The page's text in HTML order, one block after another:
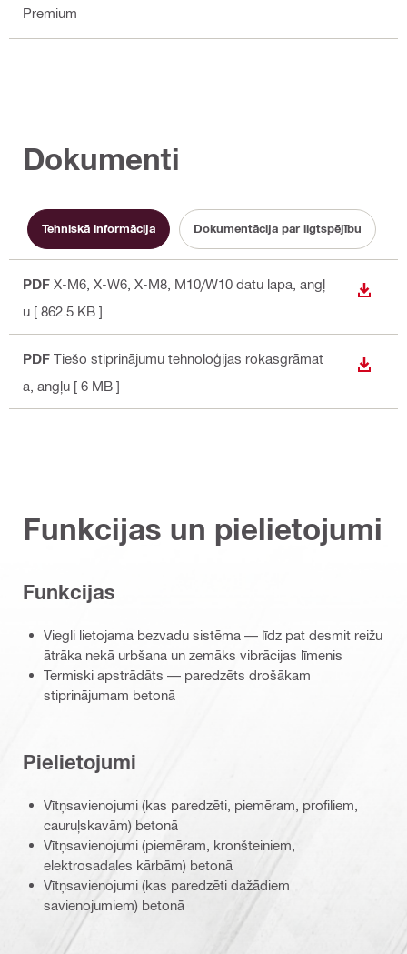
Premium
Dokumenti
Tehniskā informācija Dokumentācija par ilgtspējību
PDF X-M6, X-W6, X-M8, M10/W10 datu lapa , angļ
u [ 862.5 KB ]
PDF Tiešo stiprinājumu tehnoloģijas rokasgrāmat
a , angļu [ 6 MB ]
Funkcijas un pielietojumi
Funkcijas
Viegli lietojama bezvadu sistēma — līdz pat desmit reižu
ātrāka nekā urbšana un zemāks vibrācijas līmenis
Termiski apstrādāts — paredzēts drošākam
stiprinājumam betonā
Pielietojumi
Vītņsavienojumi (kas paredzēti, piemēram, profiliem,
cauruļskavām) betonā
Vītņsavienojumi (piemēram, kronšteiniem,
elektrosadales kārbām) betonā
Vītņsavienojumi (kas paredzēti dažādiem
savienojumiem) betonā